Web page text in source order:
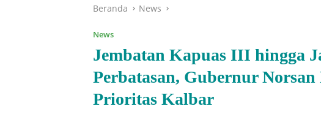
Beranda News
News
Jembatan Kapuas III hingga
Perbatasan, Gubernur
Prioritas Kalbar